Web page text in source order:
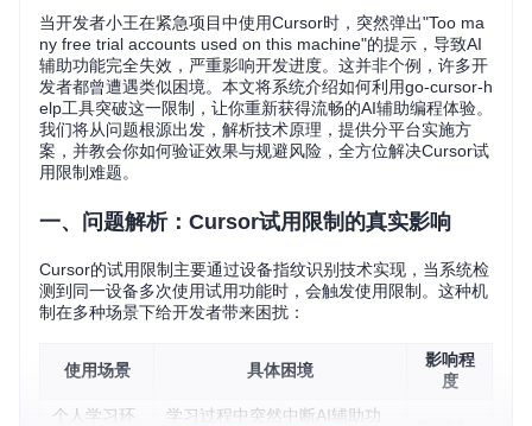
当开发者小王在紧急项目中使用Cursor时，突然弹出"Too ma
ny free trial accounts used on this machine"的提示，导致AI
辅助功能完全失效，严重影响开发进度。这并非个例，许多开
发者都曾遭遇类似困境。本文将系统介绍如何利用go-cursor-h
elp工具突破这一限制，让你重新获得流畅的AI辅助编程体验。
我们将从问题根源出发，解析技术原理，提供分平台实施方
案，并教会你如何验证效果与规避风险，全方位解决Cursor试
用限制难题。
一、问题解析：Cursor试用限制的真实影响
Cursor的试用限制主要通过设备指纹识别技术实现，当系统检
测到同一设备多次使用试用功能时，会触发使用限制。这种机
制在多种场景下给开发者带来困扰：
使用场景 具体困境
影响程
度
个人学习环
学习过程中突然中断AI辅助功